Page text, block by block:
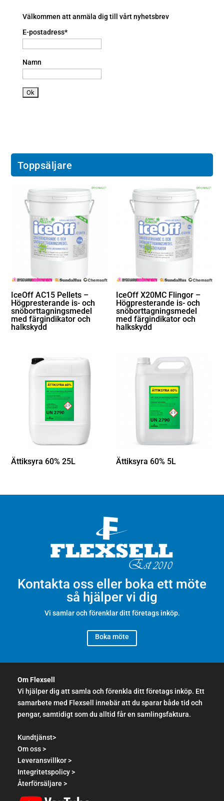
n
a
dr
oi
ic
o
n
Välkommen att anmäla dig till vårt nyhetsbrev
E-postadress*
Namn
Toppsäljare
IceOff AC15 Pellets –
Högpresterande is- och
snöborttagningsmedel
med färgindikator och
halkskydd
IceOff X20MC Flingor –
Högpresterande is- och
snöborttagningsmedel
med färgindikator och
halkskydd
Ättiksyra 60% 25L Ättiksyra 60% 5L
Kontakta oss eller boka ett möte
så hjälper vi dig
Vi samlar och förenklar ditt företags inköp.
Boka möte
Om Flexsell
Vi hjälper dig att samla och förenkla ditt företags inköp. Ett
samarbete med Flexsell innebär att du sparar både tid och
pengar, samtidigt som du alltid får en samlingsfaktura.
Kundtjänst>
Om oss >
Leveransvillkor >
Integritetspolicy >
Återförsäljare >